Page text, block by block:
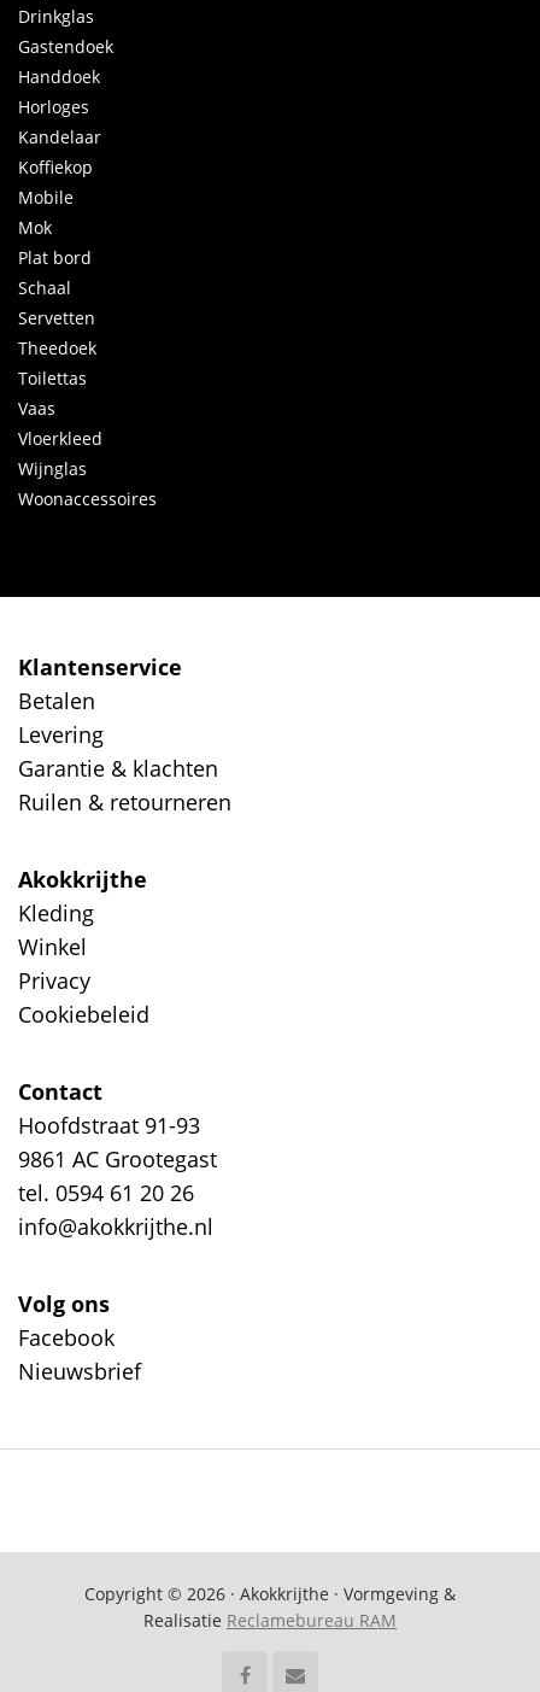
Drinkglas
Gastendoek
Handdoek
Horloges
Kandelaar
Koffiekop
Mobile
Mok
Plat bord
Schaal
Servetten
Theedoek
Toilettas
Vaas
Vloerkleed
Wijnglas
Woonaccessoires
Klantenservice
Betalen
Levering
Garantie & klachten
Ruilen & retourneren
Akokkrijthe
Kleding
Winkel
Privacy
Cookiebeleid
Contact
Hoofdstraat 91-93
9861 AC Grootegast
tel. 0594 61 20 26
info@akokkrijthe.nl
Volg ons
Facebook
Nieuwsbrief
Copyright © 2026 · Akokkrijthe · Vormgeving &
Realisatie Reclamebureau RAM